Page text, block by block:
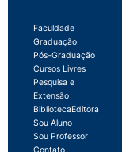
Faculdade
Graduação
Pós-Graduação
Cursos Livres
Pesquisa e
Extensão
BibliotecaEditora
Sou Aluno
Sou Professor
Contato